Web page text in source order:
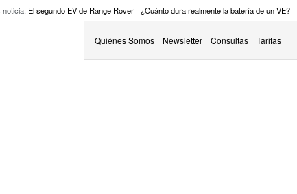
noticia: El segundo EV de Range Rover ¿Cuánto dura realmente la batería de un VE?
Quiénes Somos Newsletter Consultas Tarifas